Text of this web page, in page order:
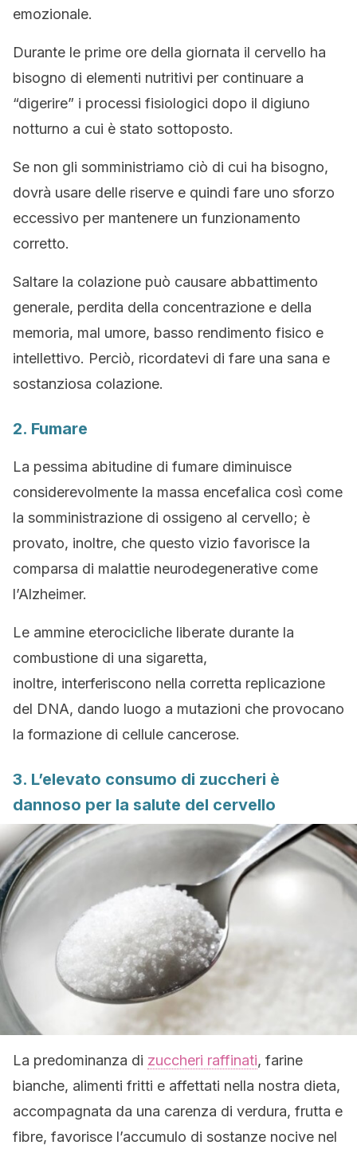
emozionale.
Durante le prime ore della giornata il cervello ha
bisogno di elementi nutritivi per continuare a
“digerire” i processi fisiologici dopo il digiuno
notturno a cui è stato sottoposto.
Se non gli somministriamo ciò di cui ha bisogno,
dovrà usare delle riserve e quindi fare uno sforzo
eccessivo per mantenere un funzionamento
corretto.
Saltare la colazione può causare abbattimento
generale, perdita della concentrazione e della
memoria, mal umore, basso rendimento fisico e
intellettivo. Perciò, ricordatevi di fare una sana e
sostanziosa colazione.
2. Fumare
La pessima abitudine di fumare diminuisce
considerevolmente la massa encefalica così come
la somministrazione di ossigeno al cervello; è
provato, inoltre, che questo vizio favorisce la
comparsa di malattie neurodegenerative come
l’Alzheimer.
Le ammine eterocicliche liberate durante la
combustione di una sigaretta,
inoltre, interferiscono nella corretta replicazione
del DNA, dando luogo a mutazioni che provocano
la formazione di cellule cancerose.
3. L’elevato consumo di zuccheri è
dannoso per la salute del cervello
La predominanza di zuccheri raffinati, farine
bianche, alimenti fritti e affettati nella nostra dieta,
accompagnata da una carenza di verdura, frutta e
fibre, favorisce l’accumulo di sostanze nocive nel